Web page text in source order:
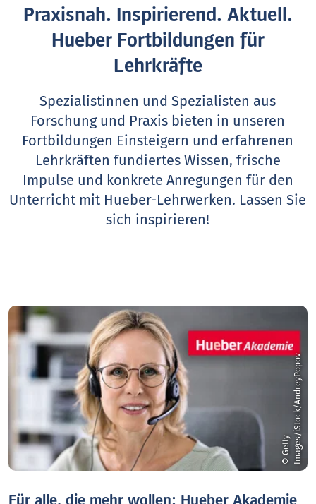
Praxisnah. Inspirierend. Aktuell.
Hueber Fortbildungen für
Lehrkräfte
Spezialistinnen und Spezialisten aus
Forschung und Praxis bieten in unseren
Fortbildungen Einsteigern und erfahrenen
Lehrkräften fundiertes Wissen, frische
Impulse und konkrete Anregungen für den
Unterricht mit Hueber-Lehrwerken. Lassen Sie
sich inspirieren!
©
G
e
t
t
y
I
m
a
g
e
s
/
i
S
t
o
c
k
/
A
n
d
r
e
y
P
o
p
ov
Für alle, die mehr wollen: Hueber Akademie